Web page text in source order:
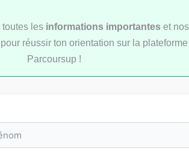
toutes les informations importantes et nos
réussir ton orientation sur la plateforme
Parcoursup !